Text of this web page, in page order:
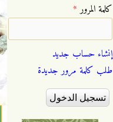
‏كلمة المرور ‏*
إنشاء حساب جديد
طلب كلمة مرور جديدة